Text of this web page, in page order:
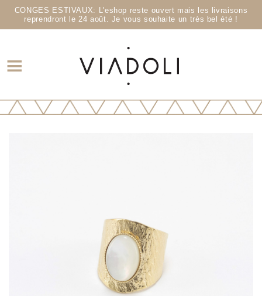
CONGES ESTIVAUX: L'eshop reste ouvert mais les livraisons
reprendront le 24 août. Je vous souhaite un très bel été !